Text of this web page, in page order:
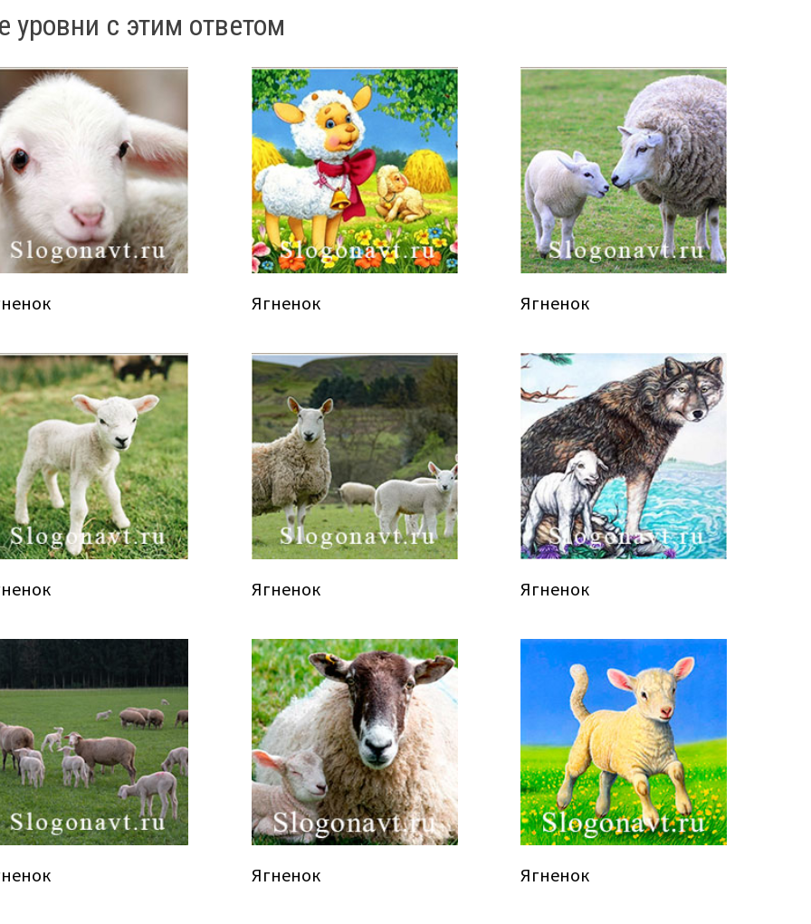
уровни с этим ответом
Ягненок Ягненок
Ягненок Ягненок
Ягненок Ягненок